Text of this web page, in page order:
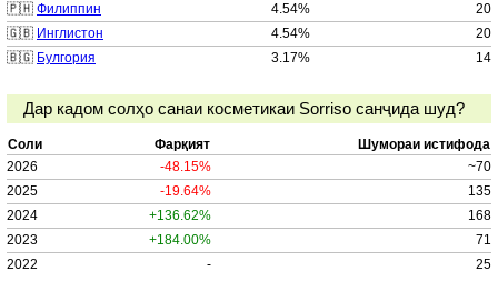
🇵🇭 Филиппин 4.54%
20
🇬🇧 Инглистон 4.54%
20
🇧🇬 Булгория 3.17% 14
Дар кадом солҳо санаи косметикаи Sorriso санҷида шуд?
Соли Фарқият
Шумораи истифода
2026
-48.15%
~70
2025
-19.64%
135
2024
+136.62%
168
2023
+184.00%
71
2022
- 25